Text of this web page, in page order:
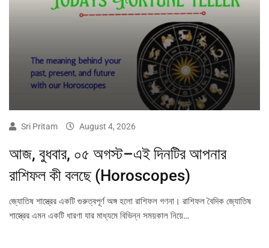
Sri Pritam August 4, 2026
আজ, বুধবার, ০৫ অগস্ট–এই দিনটির আপনার
রাশিফল কী বলছে (Horoscopes)
জ্যোতিষ শাস্ত্রের একটি গুরুত্বপূর্ণ অঙ্গ হলো রাশিফল গণনা। রাশিফল বৈদিক জ্যোতিষ
শাস্ত্রের এমন একটি ধারণা যার মাধ্যমে বিভিন্ন সময়কাল নিয়ে…